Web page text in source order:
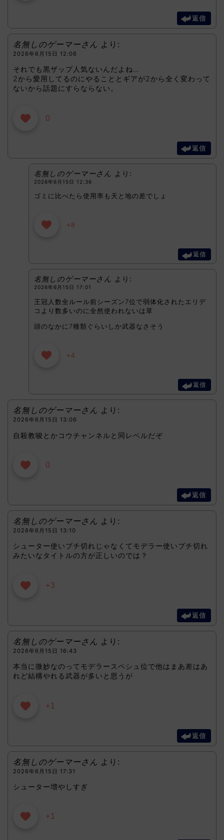
返信
名無しのゲーマーさん より:
2026年6月15日 12:06
それでも黒ザップ人気ないんだよね…
2から愛用してるのにやることとギアが2から全く変わって
ないから話題にすらならない。
0
返信
名無しのゲーマーさん より:
2026年6月15日 12:36
ゴミに比べたら使用率も天と地の差でしょ
+8
返信
名無しのゲーマーさん より:
2026年6月15日 17:01
王冠人数全ルール前シーズン7位で弱体化されたエリデ
コより数多いのに全然使われないは草
頭のなかに7種類ぐらいしか武器なさそう
+4
返信
名無しのゲーマーさん より:
2026年6月15日 13:06
自殺教唆とかコウチャンネルと同レベルだぞ
0
返信
名無しのゲーマーさん より:
2026年6月15日 13:10
シューター使いブチ切れじゃなくてモデラー使いブチ切れ
みたいなタイトルの方が正しいのでは？
+3
返信
名無しのゲーマーさん より:
2026年6月15日 16:43
本当に微妙なのってモデラースペシュ位で他はまあ差はあ
れど結構やれる武器が多いと思うが
+1
返信
名無しのゲーマーさん より:
2026年6月15日 17:31
シューター増やしすぎ
+1